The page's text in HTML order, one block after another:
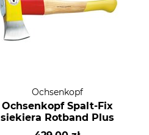
Ochsenkopf
Ochsenkopf Spalt-Fix
siekiera Rotband Plus